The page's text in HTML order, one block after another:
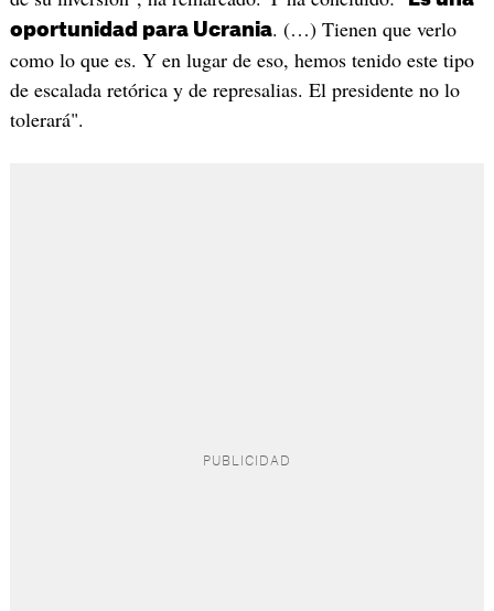
oportunidad para Ucrania. (…) Tienen que verlo
como lo que es. Y en lugar de eso, hemos tenido este tipo
de escalada retórica y de represalias. El presidente no lo
tolerará".